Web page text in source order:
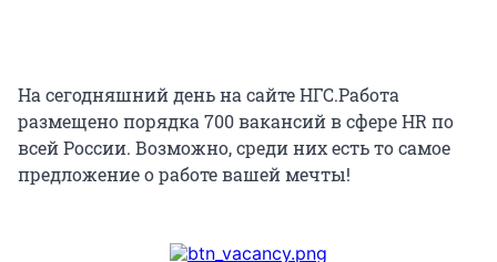
На сегодняшний день на сайте НГС.Работа
размещено порядка 700 вакансий в сфере HR по
всей России. Возможно, среди них есть то самое
предложение о работе вашей мечты!